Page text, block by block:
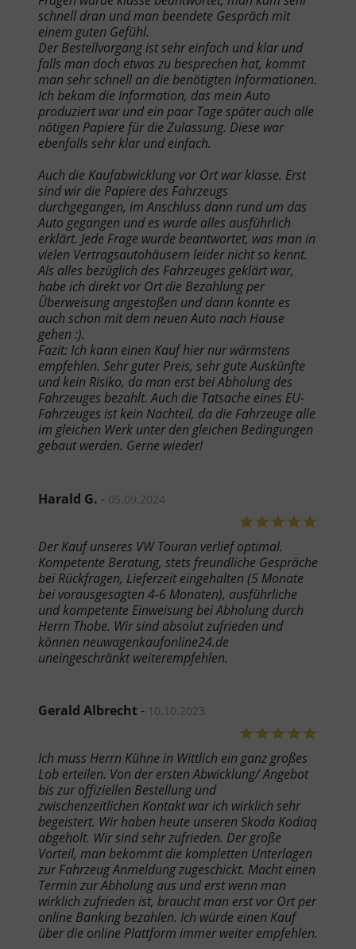
schnell dran und man beendete Gespräch mit
einem guten Gefühl.
Der Bestellvorgang ist sehr einfach und klar und
falls man doch etwas zu besprechen hat, kommt
man sehr schnell an die benötigten Informationen.
Ich bekam die Information, das mein Auto
produziert war und ein paar Tage später auch alle
nötigen Papiere für die Zulassung. Diese war
ebenfalls sehr klar und einfach.
Auch die Kaufabwicklung vor Ort war klasse. Erst
sind wir die Papiere des Fahrzeugs
durchgegangen, im Anschluss dann rund um das
Auto gegangen und es wurde alles ausführlich
erklärt. Jede Frage wurde beantwortet, was man in
vielen Vertragsautohäusern leider nicht so kennt.
Als alles bezüglich des Fahrzeuges geklärt war,
habe ich direkt vor Ort die Bezahlung per
Überweisung angestoßen und dann konnte es
auch schon mit dem neuen Auto nach Hause
gehen :).
Fazit: Ich kann einen Kauf hier nur wärmstens
empfehlen. Sehr guter Preis, sehr gute Auskünfte
und kein Risiko, da man erst bei Abholung des
Fahrzeuges bezahlt. Auch die Tatsache eines EU-
Fahrzeuges ist kein Nachteil, da die Fahrzeuge alle
im gleichen Werk unter den gleichen Bedingungen
gebaut werden. Gerne wieder!
Harald G. - 05.09.2024
Der Kauf unseres VW Touran verlief optimal.
Kompetente Beratung, stets freundliche Gespräche
bei Rückfragen, Lieferzeit eingehalten (5 Monate
bei vorausgesagten 4-6 Monaten), ausführliche
und kompetente Einweisung bei Abholung durch
Herrn Thobe. Wir sind absolut zufrieden und
können neuwagenkaufonline24.de
uneingeschränkt weiterempfehlen.
Gerald Albrecht - 10.10.2023
Ich muss Herrn Kühne in Wittlich ein ganz großes
Lob erteilen. Von der ersten Abwicklung/ Angebot
bis zur offiziellen Bestellung und
zwischenzeitlichen Kontakt war ich wirklich sehr
begeistert. Wir haben heute unseren Skoda Kodiaq
abgeholt. Wir sind sehr zufrieden. Der große
Vorteil, man bekommt die kompletten Unterlagen
zur Fahrzeug Anmeldung zugeschickt. Macht einen
Termin zur Abholung aus und erst wenn man
wirklich zufrieden ist, braucht man erst vor Ort per
online Banking bezahlen. Ich würde einen Kauf
über die online Plattform immer weiter empfehlen.